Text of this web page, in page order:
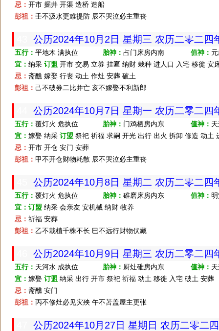
忌： 开市 掘井 开渠 造桥 造船
彭祖： 壬不汲水更难提防 辰不哭泣必主重丧
公历2024年10月2日 星期三 农历二零二
五行： 平地木 满执位 胎神： 占门床房内南 值神：
宜： 纳采 订盟 开市 交易 立券 挂匾 纳财 栽种 进人口 入宅 移徙 安
忌： 斋醮 嫁娶 行丧 动土 作灶 安葬 破土
彭祖： 己不破券二比并亡 亥不嫁娶不利新郎
公历2024年10月7日 星期一 农历二零二
五行： 覆灯火 危执位 胎神： 门鸡栖房内东 值神：
宜： 嫁娶 纳采 订盟 祭祀 祈福 求嗣 开光 出行 出火 拆卸 修造 动土
忌： 开市 开仓 安门 安葬
彭祖： 甲不开仓财物耗散 辰不哭泣必主重丧
公历2024年10月8日 星期二 农历二零二
五行： 覆灯火 危执位 胎神： 碓磨床房内东 值神：
宜： 订盟 纳采 会亲友 安机械 纳财 牧养
忌： 祈福 安葬
彭祖： 乙不栽植千株不长 巳不远行财物伏藏
公历2024年10月9日 星期三 农历二零二
五行： 天河水 成执位 胎神： 厨灶碓房内东 值神：
宜： 嫁娶 订盟 纳采 出行 开市 祭祀 祈福 动土 移徙 入宅 破土 安葬
忌： 斋醮 安门
彭祖： 丙不修灶必见灾殃 午不苫盖屋主更张
公历2024年10月27日 星期日 农历二零二